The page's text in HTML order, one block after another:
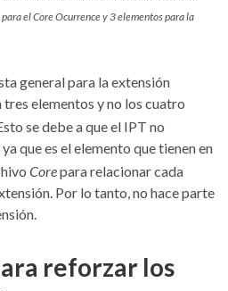
el Core Ocurrence y 3 elementos para la
general para la extensión
tres elementos y no los cuatro
se debe a que el IPT no
ya que es el elemento que tienen en
Corepara relacionar cada
Por lo tanto, no hace parte
reforzar los